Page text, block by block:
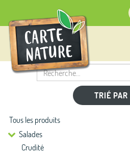
TRIÉ PAR
Tous les produits
Salades
Crudité